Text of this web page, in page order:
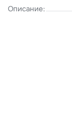
Описание: